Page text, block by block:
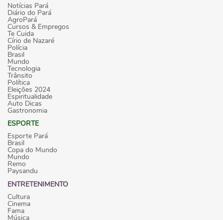
Notícias Pará
Diário do Pará
AgroPará
Cursos & Empregos
Te Cuida
Círio de Nazaré
Polícia
Brasil
Mundo
Tecnologia
Trânsito
Política
Eleições 2024
Espiritualidade
Auto Dicas
Gastronomia
ESPORTE
Esporte Pará
Brasil
Copa do Mundo
Mundo
Remo
Paysandu
ENTRETENIMENTO
Cultura
Cinema
Fama
Música